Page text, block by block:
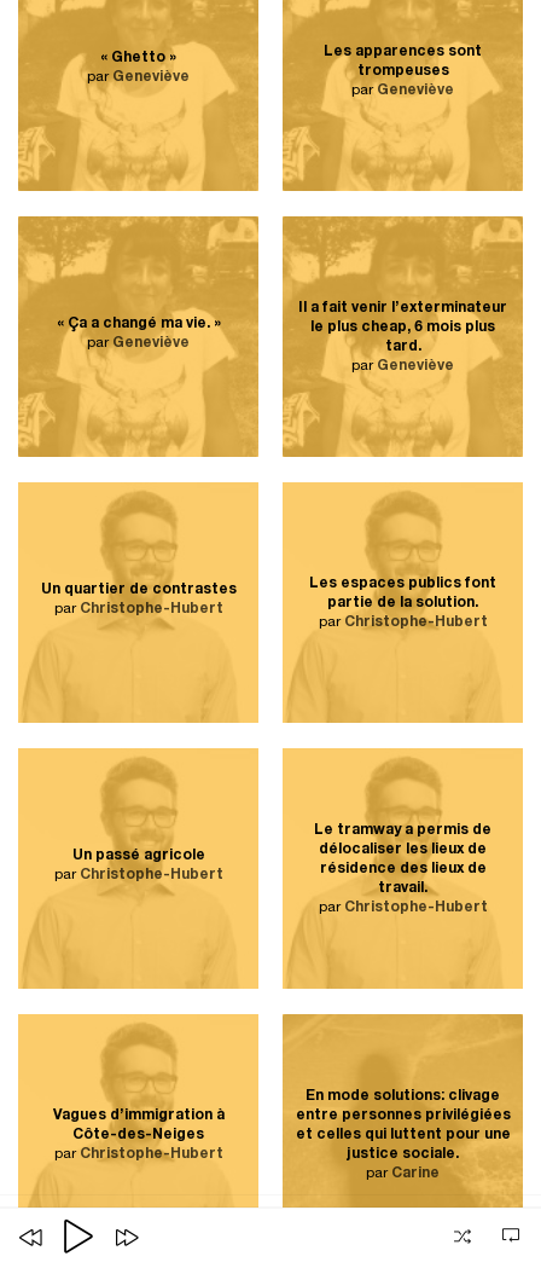
« Ghetto »
par Geneviève
Les apparences sont
trompeuses
par Geneviève
« Ça a changé ma vie. »
par Geneviève
Il a fait venir l’exterminateur
le plus cheap, 6 mois plus
tard.
par Geneviève
Un quartier de contrastes
par Christophe-Hubert
Les espaces publics font
partie de la solution.
par Christophe-Hubert
Un passé agricole
par Christophe-Hubert
Le tramway a permis de
délocaliser les lieux de
résidence des lieux de
travail.
par Christophe-Hubert
Vagues d’immigration à
Côte-des-Neiges
par Christophe-Hubert
En mode solutions: clivage
entre personnes privilégiées
et celles qui luttent pour une
justice sociale.
par Carine